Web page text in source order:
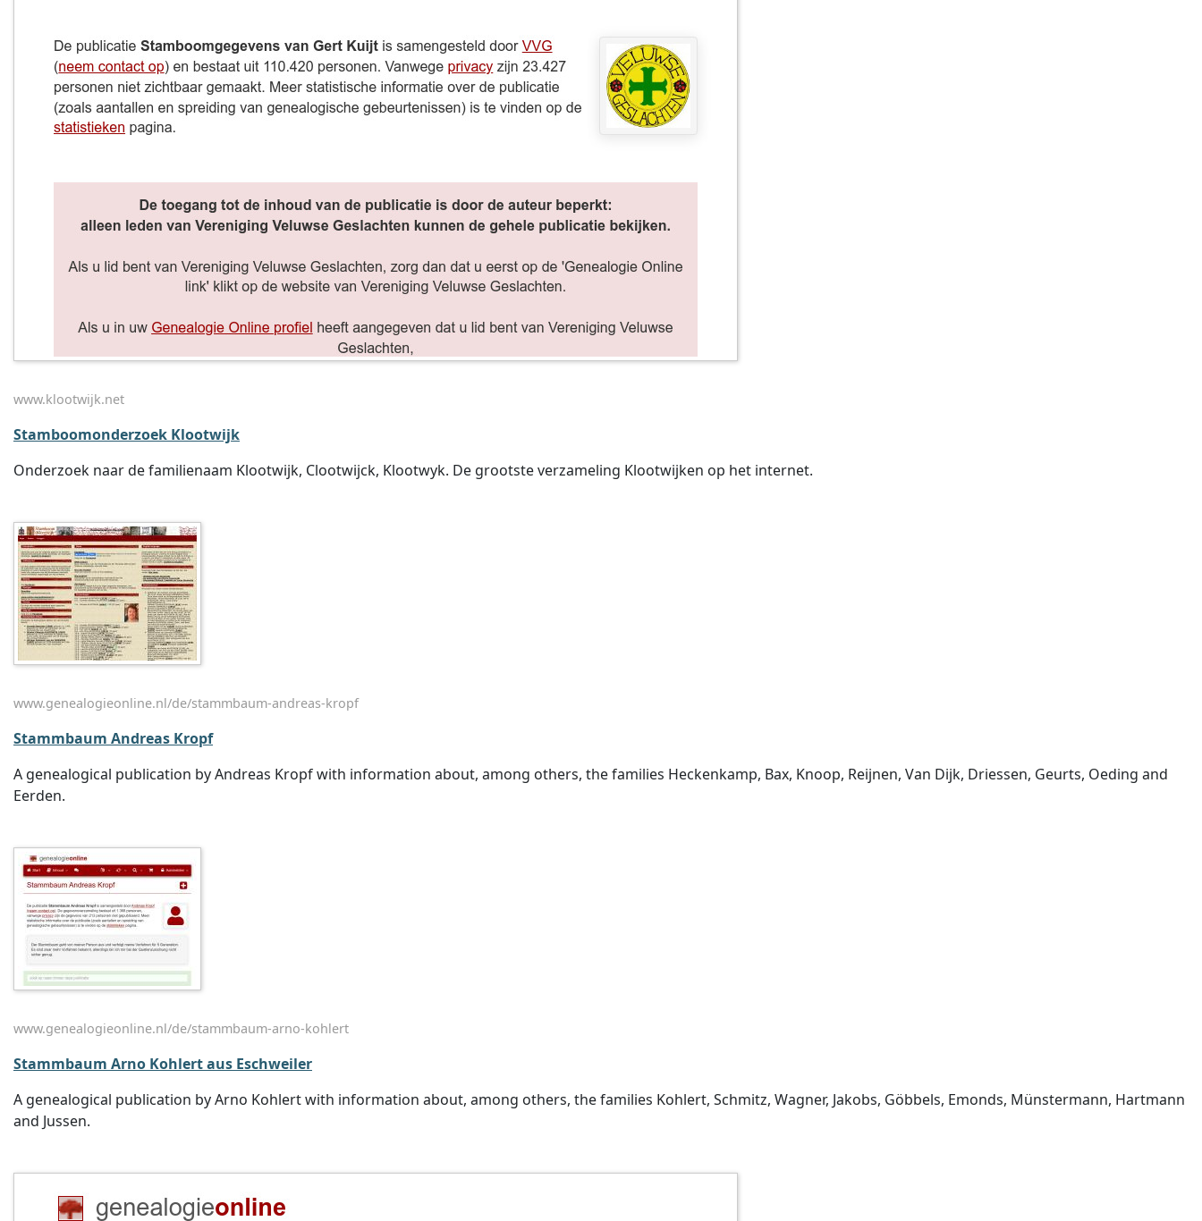
www.klootwijk.net
Stamboomonderzoek Klootwijk
Onderzoek naar de familienaam Klootwijk, Clootwijck, Klootwyk. De grootste verzameling Klootwijken op het internet.
www.genealogieonline.nl/de/stammbaum-andreas-kropf
Stammbaum Andreas Kropf
A genealogical publication by Andreas Kropf with information about, among others, the families Heckenkamp, Bax, Knoop, Reijnen, Van Dijk, Driessen, Geurts, Oeding and
Eerden.
www.genealogieonline.nl/de/stammbaum-arno-kohlert
Stammbaum Arno Kohlert aus Eschweiler
A genealogical publication by Arno Kohlert with information about, among others, the families Kohlert, Schmitz, Wagner, Jakobs, Göbbels, Emonds, Münstermann, Hartmann
and Jussen.